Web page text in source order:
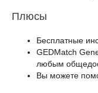
Плюсы
Бесплатные
GEDMatch
любым
Вы можете